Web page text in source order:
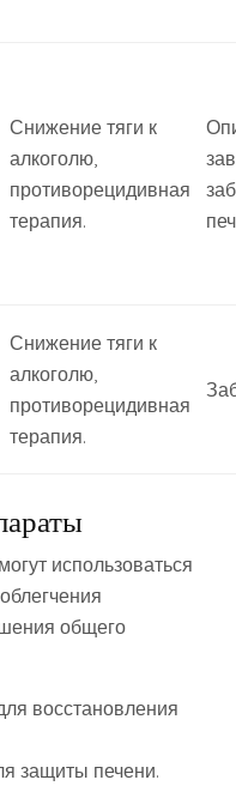
Снижение тяги к
алкоголю,
противорецидивная
терапия.
Снижение тяги к
алкоголю,
противорецидивная
терапия.
использоваться
общего
восстановления
защиты печени.